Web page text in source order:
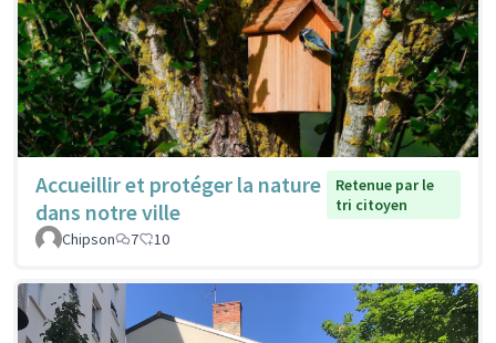
Accueillir et protéger la nature
dans notre ville
Retenue par le
tri citoyen
Chipson
7 10